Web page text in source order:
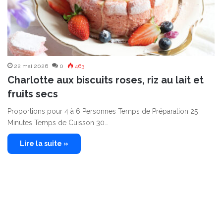
22 mai 2026 0 463
Charlotte aux biscuits roses, riz au lait et
fruits secs
Proportions pour 4 à 6 Personnes Temps de Préparation 25
Minutes Temps de Cuisson 30…
Lire la suite »